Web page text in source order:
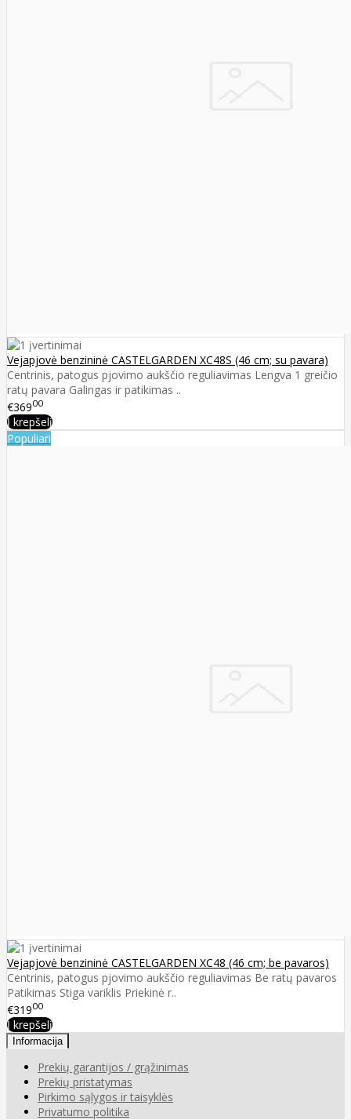
Vejapjovė benzininė CASTELGARDEN XC48S (46 cm; su pavara)
Centrinis, patogus pjovimo aukščio reguliavimas Lengva 1 greičio
ratų pavara Galingas ir patikimas ..
€36900
Į krepšelį
Populiari
Vejapjovė benzininė CASTELGARDEN XC48 (46 cm; be pavaros)
Centrinis, patogus pjovimo aukščio reguliavimas Be ratų pavaros
Patikimas Stiga variklis Priekinė r..
€31900
Į krepšelį
Informacija
Prekių garantijos / grąžinimas
Prekių pristatymas
Pirkimo sąlygos ir taisyklės
Privatumo politika